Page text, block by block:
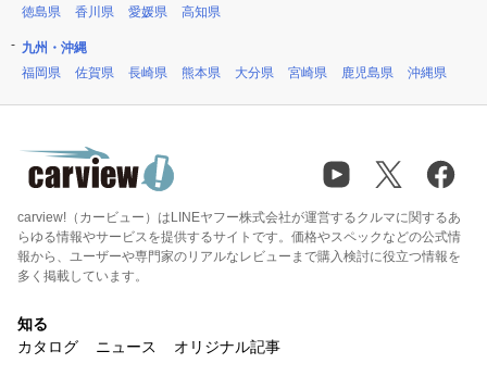
徳島県
香川県 愛媛県 高知県
九州・沖縄
福岡県
佐賀県 長崎県 熊本県 大分県 宮崎県 鹿児島県 沖縄県
carview!（カービュー）はLINEヤフー株式会社が運営するクルマに関するあ
らゆる情報やサービスを提供するサイトです。価格やスペックなどの公式情
報から、ユーザーや専門家のリアルなレビューまで購入検討に役立つ情報を
多く掲載しています。
知る
カタログ
ニュース オリジナル記事